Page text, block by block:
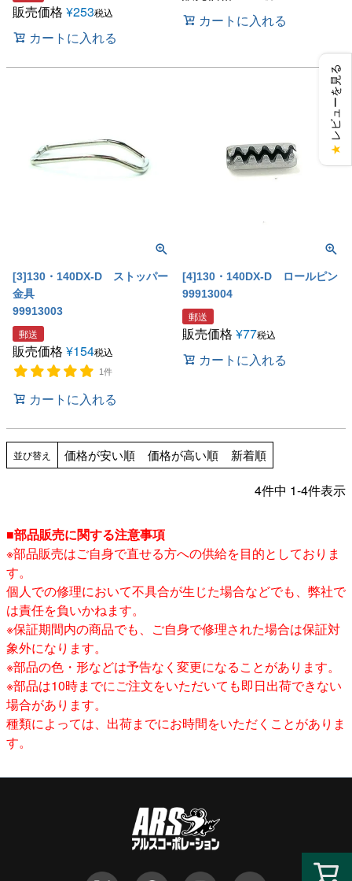
販売価格 ¥253税込
カートに入れる
カートに入れる
[3]130・140DX-D ストッパー
金具
99913003
郵送
販売価格 ¥154税込
1件
カートに入れる
[4]130・140DX-D ロールピン
99913004
郵送
販売価格 ¥77税込
カートに入れる
並び替え 価格が安い順 価格が高い順 新着順
4件中 1-4件表示
■部品販売に関する注意事項
※部品販売はご自身で直せる方への供給を目的としておりま
す。
個人での修理において不具合が生じた場合などでも、弊社で
は責任を負いかねます。
※保証期間内の商品でも、ご自身で修理された場合は保証対
象外になります。
※部品の色・形などは予告なく変更になることがあります。
※部品は10時までにご注文をいただいても即日出荷できない
場合があります。
種類によっては、出荷までにお時間をいただくことがありま
す。
★
レビューを見る